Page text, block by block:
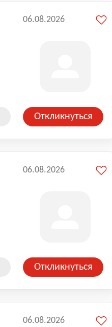
06.08.2026
Откликнуться
06.08.2026
Откликнуться
06.08.2026